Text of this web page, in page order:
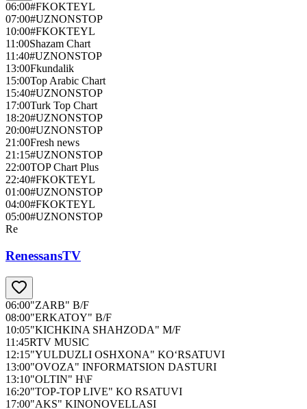
06:00#FKOKTEYL
07:00#UZNONSTOP
10:00#FKOKTEYL
11:00Shazam Chart
11:40#UZNONSTOP
13:00Fkundalik
15:00Top Arabic Chart
15:40#UZNONSTOP
17:00Turk Top Chart
18:20#UZNONSTOP
20:00#UZNONSTOP
21:00Fresh news
21:15#UZNONSTOP
22:00TOP Chart Plus
22:40#FKOKTEYL
01:00#UZNONSTOP
04:00#FKOKTEYL
05:00#UZNONSTOP
Re
RenessansTV
06:00"ZARB" B/F
08:00"ERKATOY" B/F
10:05"KICHKINA SHAHZODA" M/F
11:45RTV MUSIC
12:15"YULDUZLI OSHXONA" KO‘RSATUVI
13:00"OVOZA" INFORMATSION DASTURI
13:10"OLTIN" H\F
16:20"TOP-TOP LIVE" KO RSATUVI
17:00"AKS" KINONOVELLASI